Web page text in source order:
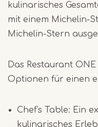
kulinarisches
mit einem Michelin-
Michelin-Stern
Das Restaurant
Optionen für einen
Chef's Table: Ein
kulinarisches